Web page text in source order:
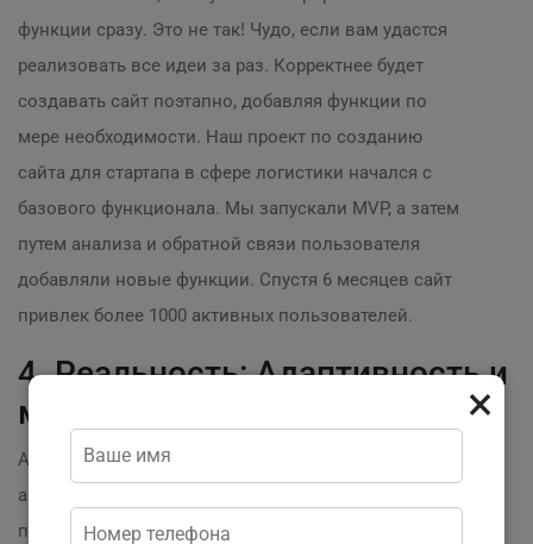
функции сразу. Это не так! Чудо, если вам удастся
реализовать все идеи за раз. Корректнее будет
создавать сайт поэтапно, добавляя функции по
мере необходимости. Наш проект по созданию
сайта для стартапа в сфере логистики начался с
базового функционала. Мы запускали MVP, а затем
путем анализа и обратной связи пользователя
добавляли новые функции. Спустя 6 месяцев сайт
привлек более 1000 активных пользователей.
4. Реальность: Адаптивность и
мобильная версия
Адаптивный дизайн — это не просто модная фраза,
а необходимость. Сегодня более 50% трафика
приходит с мобильных устройств. Вы не можете
×